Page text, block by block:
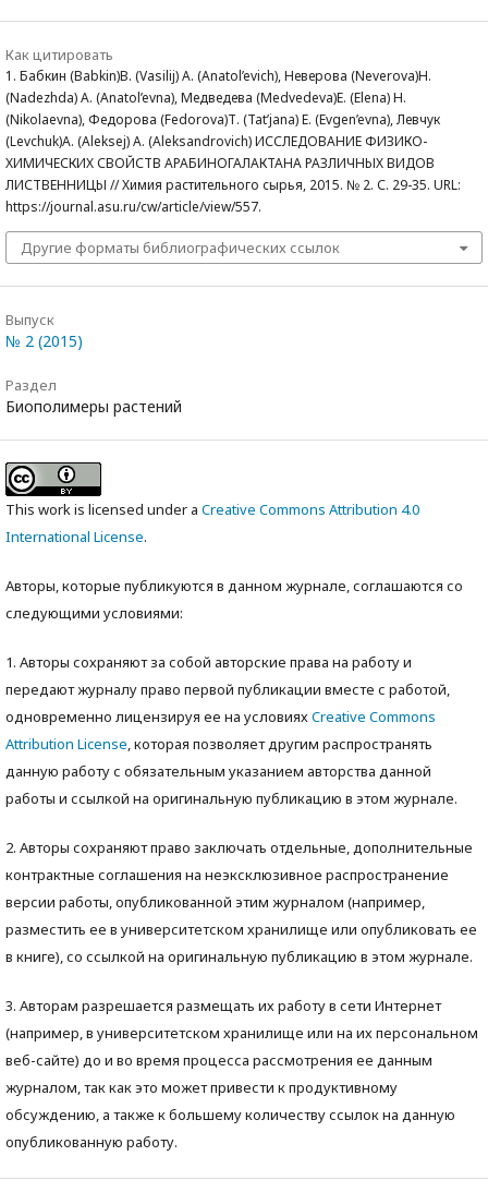
Как цитировать
1. Бабкин (Babkin)В. (Vasilij) А. (Anatol’evich), Неверова (Neverova)Н.
(Nadezhda) А. (Anatol’evna), Медведева (Medvedeva)Е. (Elena) Н.
(Nikolaevna), Федорова (Fedorova)Т. (Tat’jana) Е. (Evgen’evna), Левчук
(Levchuk)А. (Aleksej) А. (Aleksandrovich) ИССЛЕДОВАНИЕ ФИЗИКО-
ХИМИЧЕСКИХ СВОЙСТВ АРАБИНОГАЛАКТАНА РАЗЛИЧНЫХ ВИДОВ
ЛИСТВЕННИЦЫ // Химия растительного сырья, 2015. № 2. С. 29-35. URL:
https://journal.asu.ru/cw/article/view/557.
Другие форматы библиографических ссылок
Выпуск
№ 2 (2015)
Раздел
Биополимеры растений
This work is licensed under a Creative Commons Attribution 4.0
International License.
Авторы, которые публикуются в данном журнале, соглашаются со
следующими условиями:
1. Авторы сохраняют за собой авторские права на работу и
передают журналу право первой публикации вместе с работой,
одновременно лицензируя ее на условияхCreative Commons
Attribution License, которая позволяет другим распространять
данную работу с обязательным указанием авторства данной
работы и ссылкой на оригинальную публикацию в этом журнале.
2. Авторы сохраняют право заключать отдельные, дополнительные
контрактные соглашения на неэксклюзивное распространение
версии работы, опубликованной этим журналом (например,
разместить ее в университетском хранилище или опубликовать ее
в книге), со ссылкой на оригинальную публикацию в этом журнале.
3. Авторам разрешается размещать их работу в сети Интернет
(например, в университетском хранилище или на их персональном
веб-сайте) до и во время процесса рассмотрения ее данным
журналом, так как это может привести к продуктивному
обсуждению, а также к большему количеству ссылок на данную
опубликованную работу.